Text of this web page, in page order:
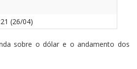
(26/04)
sobre o dólar e o andamento dos